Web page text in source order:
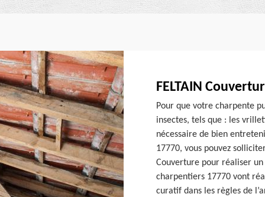
FELTAIN
Pour que votre charpente
insectes, tels que : les
nécessaire de bien
17770, vous pouvez
Couverture pour réaliser
charpentiers 17770 vont
curatif dans les règles de